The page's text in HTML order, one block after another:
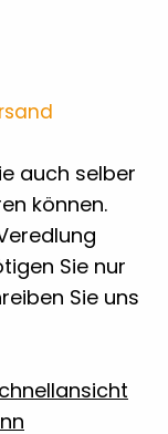
3
auch selber
können.
Sie nur
Sie uns